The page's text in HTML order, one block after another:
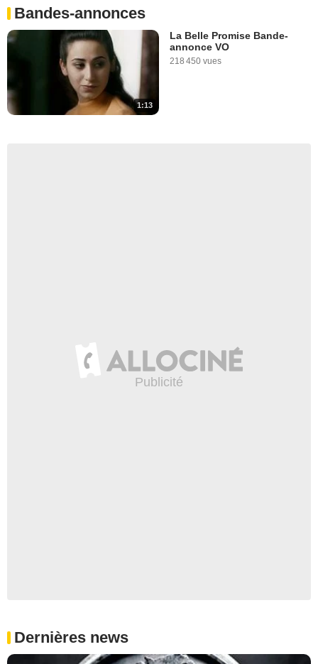
Bandes-annonces
1:13
La Belle Promise Bande-
annonce VO
218 450 vues
Dernières news